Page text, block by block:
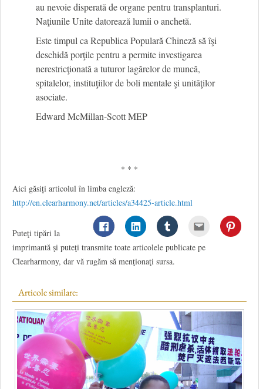
au nevoie disperată de organe pentru transplanturi.
Naţiunile Unite datorează lumii o anchetă.
Este timpul ca Republica Populară Chineză să îşi
deschidă porţile pentru a permite investigarea
nerestricţionată a tuturor lagărelor de muncă,
spitalelor, instituţiilor de boli mentale şi unităţilor
asociate.
Edward McMillan-Scott MEP
* * *
Aici găsiți articolul în limba engleză:
http://en.clearharmony.net/articles/a34425-article.html
Puteţi tipări la
imprimantă şi puteţi transmite toate articolele publicate pe
Clearharmony, dar vă rugăm să menţionaţi sursa.
Articole similare: